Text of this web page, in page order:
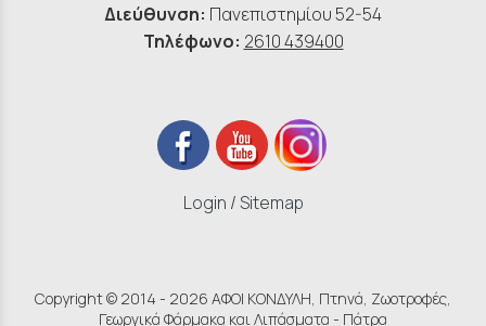
Διεύθυνση: Πανεπιστημίου 52-54
Τηλέφωνο: 2610 439400
Login /Sitemap
Copyright © 2014 - 2026 ΑΦΟΙ ΚΟΝΔΥΛΗ, Πτηνά, Ζωοτροφές,
Γεωργικά Φάρμακα και Λιπάσματα - Πάτρα